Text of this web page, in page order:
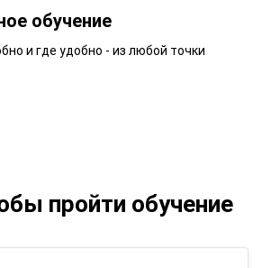
обучение
и где удобно - из любой точки
пройти обучение